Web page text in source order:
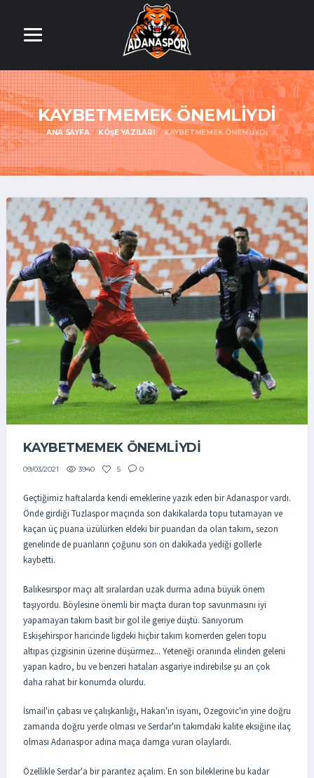
KAYBETMEMEK ÖNEMLİYDİ
ANA SAYFA KÖŞE YAZILARI KAYBETMEMEK ÖNEMLİYDİ
KAYBETMEMEK ÖNEMLİYDİ
09/03/2021 3940 5 0
Geçtiğimiz haftalarda kendi emeklerine yazık eden bir Adanaspor vardı.
Önde girdiği Tuzlaspor maçında son dakikalarda topu tutamayan ve
kaçan üç puana üzülürken eldeki bir puandan da olan takım, sezon
genelinde de puanların çoğunu son on dakikada yediği gollerle
kaybetti.
Balıkesirspor maçı alt sıralardan uzak durma adına büyük önem
taşıyordu. Böylesine önemli bir maçta duran top savunmasını iyi
yapamayan takım basit bir gol ile geriye düştü. Sanıyorum
Eskişehirspor haricinde ligdeki hiçbir takım kornerden gelen topu
altıpas çizgisinin üzerine düşürmez... Yeteneği oranında elinden geleni
yapan kadro, bu ve benzeri hataları asgariye indirebilse şu an çok
daha rahat bir konumda olurdu.
İsmail'in çabası ve çalışkanlığı, Hakan'ın isyanı, Ozegovic'in yine doğru
zamanda doğru yerde olması ve Serdar'ın takımdaki kalite eksiğine ilaç
olması Adanaspor adına maça damga vuran olaylardı.
Özellikle Serdar'a bir parantez açalım. En son bileklerine bu kadar